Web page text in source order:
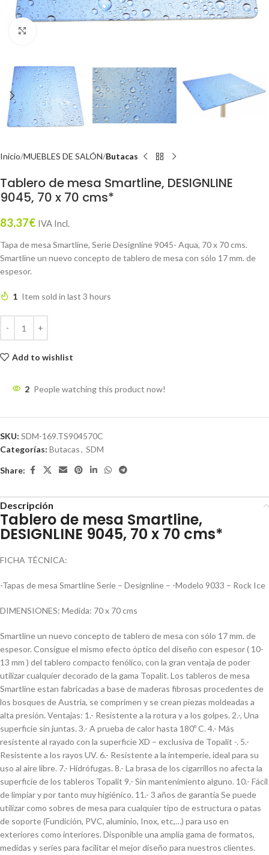
Inicio MUEBLES DE SALÓN Butacas
Tablero de mesa Smartline, DESIGNLINE
9045, 70 x 70 cms*
83,37€ IVA Incl.
Tapa de mesa Smartline, Serie Designline 9045- Aqua, 70 x 70 cms.
Smartline un nuevo concepto de tablero de mesa con sólo 17 mm. de
espesor.
1 Item sold in last 3 hours
Add to wishlist
2 People watching this product now!
SKU: SDM-169.TS904570C
Categorías: Butacas, SDM
Share:
Descripción
Tablero de mesa Smartline,
DESIGNLINE 9045, 70 x 70 cms*
FICHA TÉCNICA:
-Tapas de mesa Smartline Serie – Designline – -Modelo 9033 – Rock Ice
DIMENSIONES: Medida: 70 x 70 cms
Smartline un nuevo concepto de tablero de mesa con sólo 17 mm. de
espesor. Consigue el mismo efecto óptico del diseño con espesor ( 10-
13 mm ) del tablero compacto fenólico, con la gran ventaja de poder
utilizar cualquier decorado de la gama Topalit. Los tableros de mesa
Smartline estan fabricadas a base de maderas fibrosas procedentes de
los bosques de Austria, se comprimen y se crean piezas moldeadas a
alta presión. Ventajas: 1.- Resistente a la rotura y a los golpes. 2.-, Una
superficie sin juntas. 3.- A prueba de calor hasta 180º C. 4.- Más
resistente al rayado con la superficie XD – exclusiva de Topalit -. 5.-
Resistente a los rayos UV. 6.- Resistente a la intemperie, ideal para su
uso al aire libre. 7.- Hidrófugas. 8.- La brasa de los cigarrillos no afecta la
superficie de los tableros Topalit 9.- Sin mantenimiento alguno. 10.- Fácil
de limpiar y por tanto muy higiénico. 11.- 3 años de garantía Se puede
utilizar como sobres de mesa para cualquier tipo de estructura o patas
de soporte (Fundición, PVC, aluminio, Inox, etc,…) para uso en
exteriores como interiores. Disponible una amplia gama de formatos,
medidas y series para facilitar el mejor diseño para nuestros clientes.